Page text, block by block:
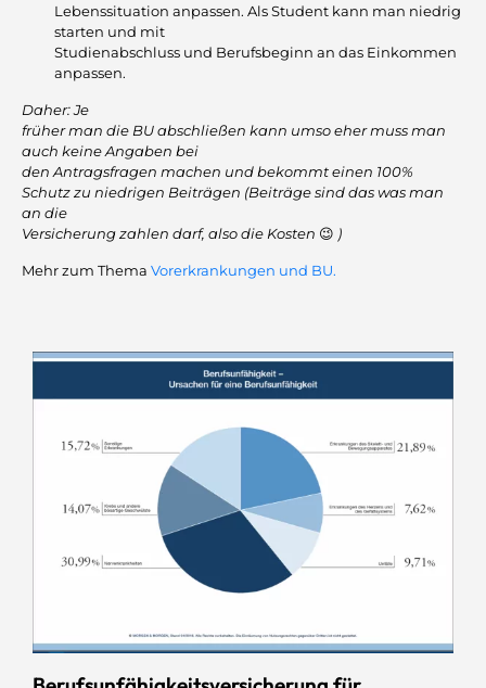
Lebenssituation anpassen. Als Student kann man niedrig
starten und mit
Studienabschluss und Berufsbeginn an das Einkommen
anpassen.
Daher: Je
früher man die BU abschließen kann umso eher muss man
auch keine Angaben bei
den Antragsfragen machen und bekommt einen 100%
Schutz zu niedrigen Beiträgen (Beiträge sind das was man
an die
Versicherung zahlen darf, also die Kosten 😉 )
Mehr zum Thema Vorerkrankungen und BU.